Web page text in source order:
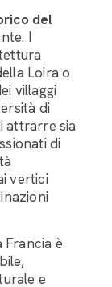
del
I
Loira o
villaggi
di
attrarre sia
di
vertici
è
e